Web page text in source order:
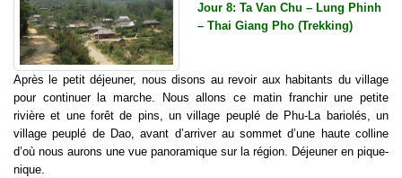
Jour 8: Ta Van Chu – Lung Phinh
– Thai Giang Pho (Trekking)
Après le petit déjeuner, nous disons au revoir aux habitants du village
pour continuer la marche. Nous allons ce matin franchir une petite
rivière et une forêt de pins, un village peuplé de Phu-La bariolés, un
village peuplé de Dao, avant d’arriver au sommet d’une haute colline
d’où nous aurons une vue panoramique sur la région. Déjeuner en pique-
nique.